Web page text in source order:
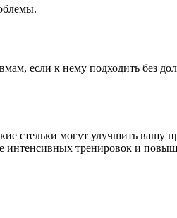
если к нему подходить без
стельки могут улучшить вашу
интенсивных тренировок и